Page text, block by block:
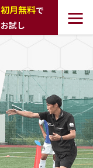
初月無料で
お試し